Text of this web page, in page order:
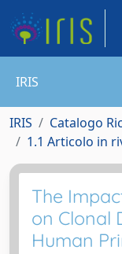
IRIS
IRIS Catalogo
1.1 Articolo in
The
on Clonal
Human